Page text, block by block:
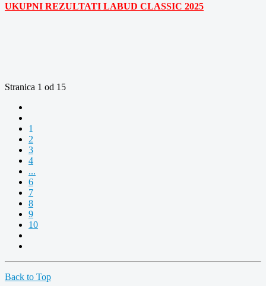
UKUPNI REZULTATI LABUD CLASSIC 2025
Stranica 1 od 15
1
2
3
4
...
6
7
8
9
10
Back to Top